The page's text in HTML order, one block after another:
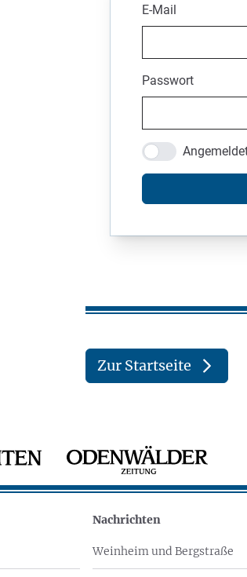
E-Mail
Passwort
Zur Startseite
Nachrichten
Weinheim und Bergstraße